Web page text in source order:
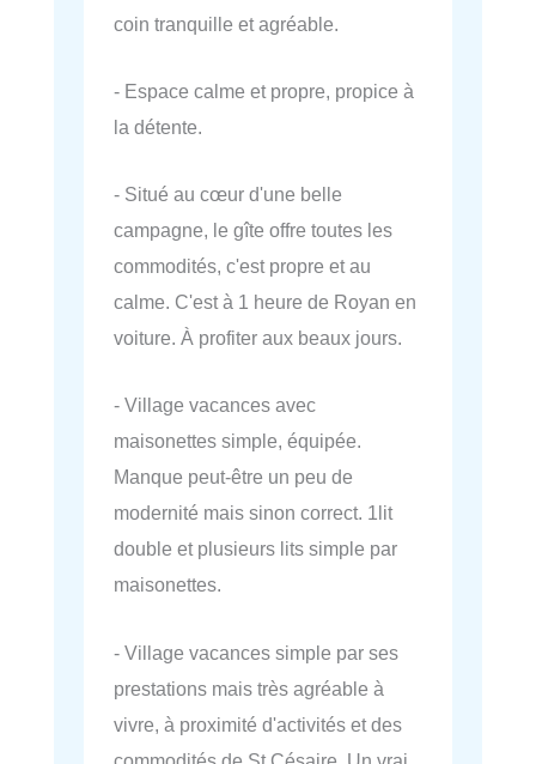
coin tranquille et agréable.
- Espace calme et propre, propice à
la détente.
- Situé au cœur d'une belle
campagne, le gîte offre toutes les
commodités, c'est propre et au
calme. C'est à 1 heure de Royan en
voiture. À profiter aux beaux jours.
- Village vacances avec
maisonettes simple, équipée.
Manque peut-être un peu de
modernité mais sinon correct. 1lit
double et plusieurs lits simple par
maisonettes.
- Village vacances simple par ses
prestations mais très agréable à
vivre, à proximité d'activités et des